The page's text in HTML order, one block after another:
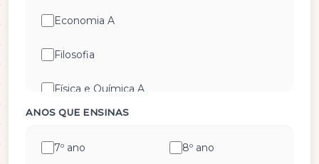
Economia A
Filosofia
Física e Química A
ANOS QUE ENSINAS
7º ano 8º ano